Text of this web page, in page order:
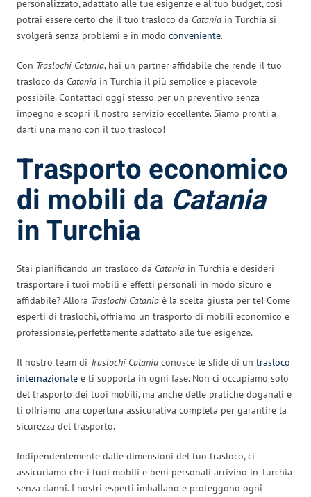
personalizzato, adattato alle tue esigenze e al tuo budget, così
potrai essere certo che il tuo trasloco da Catania in Turchia si
svolgerà senza problemi e in modo conveniente.
Con Traslochi Catania, hai un partner affidabile che rende il tuo
trasloco da Catania in Turchia il più semplice e piacevole
possibile. Contattaci oggi stesso per un preventivo senza
impegno e scopri il nostro servizio eccellente. Siamo pronti a
darti una mano con il tuo trasloco!
Trasporto economico
di mobili da Catania
in Turchia
Stai pianificando un trasloco da Catania in Turchia e desideri
trasportare i tuoi mobili e effetti personali in modo sicuro e
affidabile? Allora Traslochi Catania è la scelta giusta per te! Come
esperti di traslochi, offriamo un trasporto di mobili economico e
professionale, perfettamente adattato alle tue esigenze.
Il nostro team di Traslochi Catania conosce le sfide di un trasloco
internazionale e ti supporta in ogni fase. Non ci occupiamo solo
del trasporto dei tuoi mobili, ma anche delle pratiche doganali e
ti offriamo una copertura assicurativa completa per garantire la
sicurezza del trasporto.
Indipendentemente dalle dimensioni del tuo trasloco, ci
assicuriamo che i tuoi mobili e beni personali arrivino in Turchia
senza danni. I nostri esperti imballano e proteggono ogni